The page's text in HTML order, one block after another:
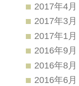
2017年4月
2017年3月
2017年1月
2016年9月
2016年8月
2016年6月